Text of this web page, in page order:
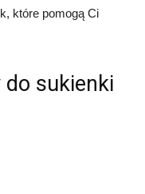
które pomogą Ci
sukienki